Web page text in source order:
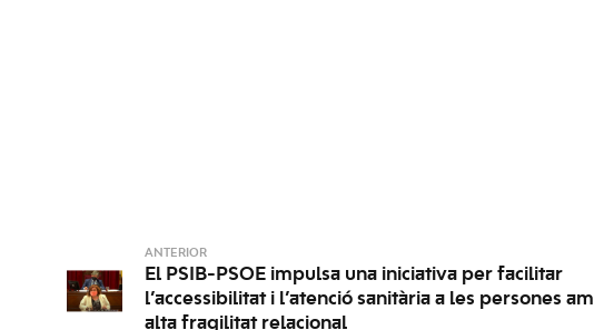
ANTERIOR
El PSIB-PSOE impulsa una iniciativa per facilitar
l’accessibilitat i l’atenció sanitària a les persones
alta fragilitat relacional